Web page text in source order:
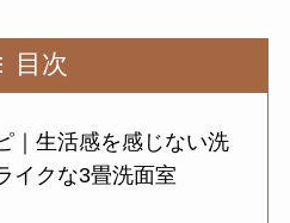
目次
｜生活感を感じない洗
イクな3畳洗面室